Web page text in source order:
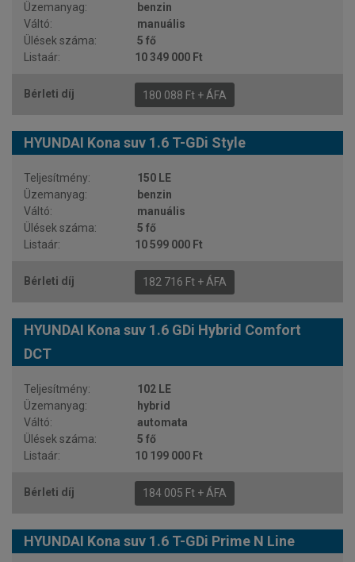
benzin
manuális
5 fő
10 349 000 Ft
180 088 Ft + ÁFA
HYUNDAI Kona suv 1.6 T-GDi Style
150 LE
benzin
manuális
5 fő
10 599 000 Ft
182 716 Ft + ÁFA
HYUNDAI Kona suv 1.6 GDi Hybrid Comfort
DCT
102 LE
hybrid
automata
5 fő
10 199 000 Ft
184 005 Ft + ÁFA
HYUNDAI Kona suv 1.6 T-GDi Prime N Line